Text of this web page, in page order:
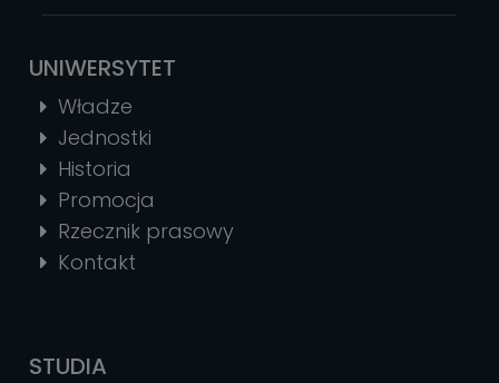
UNIWERSYTET
Władze
Jednostki
Historia
Promocja
Rzecznik prasowy
Kontakt
STUDIA